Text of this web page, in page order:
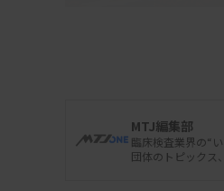
と、便検体で腸内
から始めると発表
MTJ編集部
臨床検査業界の“
団体のトピックス